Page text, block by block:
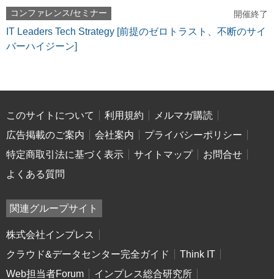
コンファレンス/セミナー 開催終了
IT Leaders Tech Strategy [前提のゼロトラスト、不断のサイ
バーハイジーン]
このサイトについて 利用規約
メルマガ購読
広告掲載のご案内
会社案内
プライバシーポリシー
特定商取引法に基づく表示
サイトマップ
お問合せ
よくある質問
関連グループサイト
株式会社インプレス
クラウド&データセンター完全ガイド
Think IT
Web担当者Forum
インプレス総合研究所